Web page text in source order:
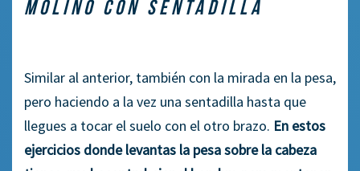
MOLINO CON SENTADILLA
Similar al anterior, también con la mirada en la pesa,
pero haciendo a la vez una sentadilla hasta que
llegues a tocar el suelo con el otro brazo. En estos
ejercicios donde levantas la pesa sobre la cabeza